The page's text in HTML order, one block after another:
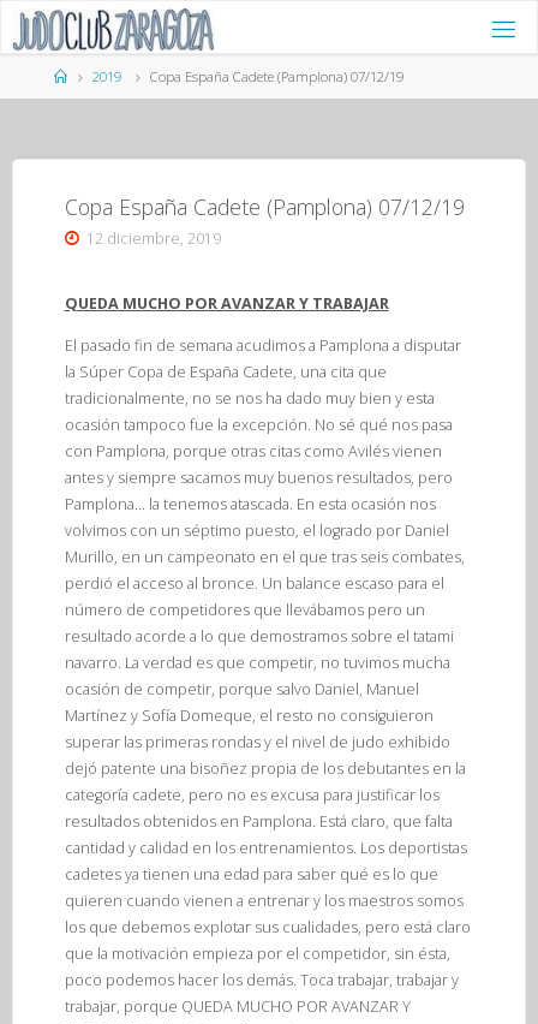
Saltar
contenidoPágina
de
2019 Copa España Cadete (Pamplona) 07/12/19
Copa España Cadete (Pamplona) 07/12/19
12 diciembre, 2019
QUEDA MUCHO POR AVANZAR Y TRABAJAR
El pasado fin de semana acudimos a Pamplona a disputar
la Súper Copa de España Cadete, una cita que
tradicionalmente, no se nos ha dado muy bien y esta
ocasión tampoco fue la excepción. No sé qué nos pasa
con Pamplona, porque otras citas como Avilés vienen
antes y siempre sacamos muy buenos resultados, pero
Pamplona… la tenemos atascada. En esta ocasión nos
volvimos con un séptimo puesto, el logrado por Daniel
Murillo, en un campeonato en el que tras seis combates,
perdió el acceso al bronce. Un balance escaso para el
número de competidores que llevábamos pero un
resultado acorde a lo que demostramos sobre el tatami
navarro. La verdad es que competir, no tuvimos mucha
ocasión de competir, porque salvo Daniel, Manuel
Martínez y Sofía Domeque, el resto no consiguieron
superar las primeras rondas y el nivel de judo exhibido
dejó patente una bisoñez propia de los debutantes en la
categoría cadete, pero no es excusa para justificar los
resultados obtenidos en Pamplona. Está claro, que falta
cantidad y calidad en los entrenamientos. Los deportistas
cadetes ya tienen una edad para saber qué es lo que
quieren cuando vienen a entrenar y los maestros somos
los que debemos explotar sus cualidades, pero está claro
que la motivación empieza por el competidor, sin ésta,
poco podemos hacer los demás. Toca trabajar, trabajar y
trabajar, porque QUEDA MUCHO POR AVANZAR Y